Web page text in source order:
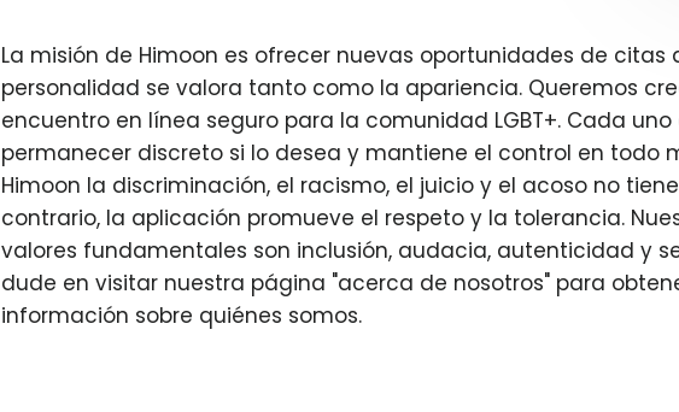
La misión de Himoon es ofrecer nuevas oportunidades de citas
personalidad se valora tanto como la apariencia. Queremos
encuentro en línea seguro para la comunidad LGBT+. Cada uno
permanecer discreto si lo desea y mantiene el control en todo
Himoon la discriminación, el racismo, el juicio y el acoso no
contrario, la aplicación promueve el respeto y la tolerancia.
valores fundamentales son inclusión, audacia, autenticidad y
dude en visitar nuestra página "acerca de nosotros" para
información sobre quiénes somos.